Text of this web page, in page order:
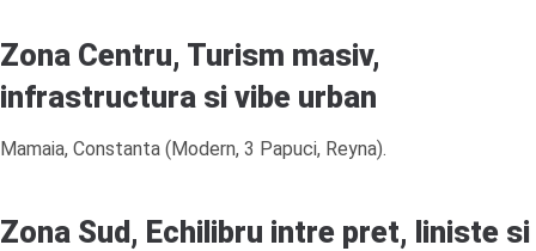
Zona Centru, Turism masiv,
infrastructura si vibe urban
Mamaia, Constanta (Modern, 3 Papuci, Reyna).
Zona Sud, Echilibru intre pret, liniste si